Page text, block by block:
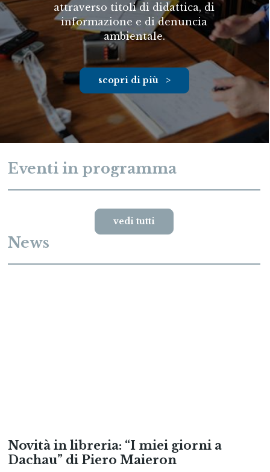
attraverso titoli di didattica, di
informazione e di denuncia
ambientale.
scopri di più >
Eventi in programma
vedi tutti
News
Novità in libreria: “I miei giorni a
Dachau” di Piero Maieron